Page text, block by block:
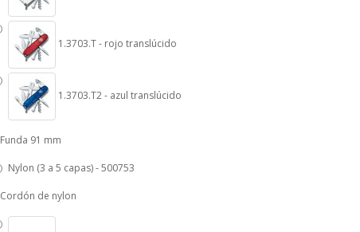
1.3703.T - rojo translúcido
1.3703.T2 - azul translúcido
Funda 91 mm
Nylon (3 a 5 capas) - 500753
Cordón de nylon